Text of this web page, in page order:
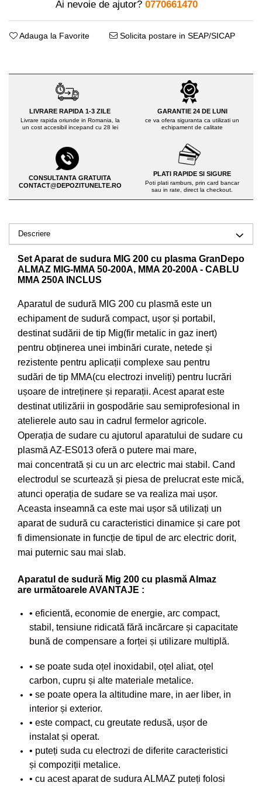
Drujbe pe benzina
Echipamente ferma
Freze pentru zapada
Chiuvete
Masini de maturat si accesorii
Masini de tuns iarba
Accesorii motocositoare
Accesorii pentru masini de tuns
Tractorase pentru gazon
Mobilier pentru gradina
Mori de macinat cereale
Pompe de apa
Accesorii pentru irigatii
Furtunuri
Pompe recirculare
Pompe submersibile
Sisteme de irigat si stropit
Timp liber
Accesorii pentru ATV
Alte vehicule electrice
ATV-uri
Despicatoare de lemne
Granulatoare de furaje
Invertoare sudura - IGBT / MMA
Echipamente industriale de
brichetare / peletizare
Echipamente pentru protectia
muncii
Generatoare
Pistoale de lipit
Ai nevoie de ajutor? 0770661470
Adauga la Favorite Solicita postare in SEAP/SICAP
LIVRARE RAPIDA 1-3 ZILE
Livrare rapida oriunde in Romania, la
un cost accesibil incepand cu 28 lei
GARANTIE 24 DE LUNI
ce va ofera siguranta ca utilizati un
echipament de calitate
CONSULTANTA GRATUITA
CONTACT@DEPOZITUNELTE.RO
PLATI RAPIDE SI SIGURE
Poti plati ramburs, prin card bancar
sau in rate, direct la checkout.
Descriere
Set Aparat de sudura MIG 200 cu plasma GranDepo
ALMAZ MIG-MMA 50-200A, MMA 20-200A - CABLU
MMA 250A INCLUS
Aparatul de sudură MIG 200 cu plasmă este un
echipament de sudură compact, ușor și portabil,
destinat sudării de tip Mig(fir metalic in gaz inert)
pentru obținerea unei imbinări curate, netede și
rezistente pentru aplicații complexe sau pentru
sudări de tip MMA(cu electrozi inveliți) pentru lucrări
ușoare de intreținere și reparații. Acest aparat este
destinat utilizării in gospodărie sau semiprofesional in
atelierele auto sau in cadrul fermelor agricole.
Operația de sudare cu ajutorul aparatului de sudare cu
plasmă AZ-ES013 oferă o putere mai mare,
mai concentrată și cu un arc electric mai stabil. Cand
electrodul se scurtează și piesa de prelucrat este mică,
atunci operația de sudare se va realiza mai ușor.
Aceasta inseamnă ca este mai ușor să utilizați un
aparat de sudură cu caracteristici dinamice și care pot
fi dimensionate in funcție de tipul de arc electric dorit,
mai puternic sau mai slab.
Aparatul de sudură Mig 200 cu plasmă Almaz
are următoarele AVANTAJE :
• eficientă, economie de energie, arc compact,
stabil, tensiune ridicată fără incărcare și capacitate
bună de compensare a forței și utilizare multiplă.
• se poate suda oțel inoxidabil, oțel aliat, oțel
carbon, cupru și alte materiale metalice.
• se poate opera la altitudine mare, in aer liber, in
interior și exterior.
• este compact, cu greutate redusă, ușor de
instalat și operat.
• puteți suda cu electrozi de diferite caracteristici
și compoziții metalice.
• cu acest aparat de sudura ALMAZ puteți folosi